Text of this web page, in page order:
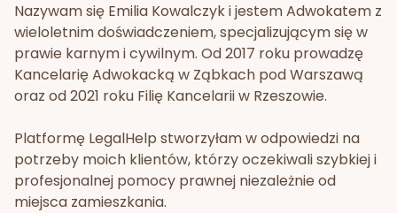
Nazywam się Emilia Kowalczyk i jestem Adwokatem z
wieloletnim doświadczeniem, specjalizującym się w
prawie karnym i cywilnym. Od 2017 roku prowadzę
Kancelarię Adwokacką w Ząbkach pod Warszawą
oraz od 2021 roku Filię Kancelarii w Rzeszowie.
Platformę LegalHelp stworzyłam w odpowiedzi na
potrzeby moich klientów, którzy oczekiwali szybkiej i
profesjonalnej pomocy prawnej niezależnie od
miejsca zamieszkania.